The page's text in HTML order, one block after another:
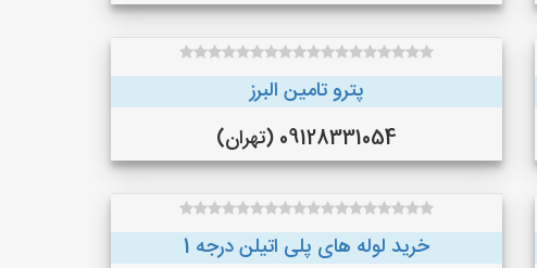
پترو تامین البرز
09128331054 (تهران)
خرید لوله های پلی اتیلن درجه 1